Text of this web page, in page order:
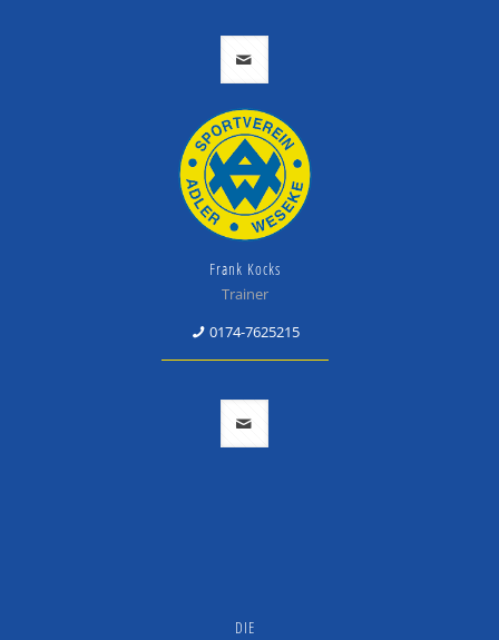
Frank Kocks
Trainer
0174-7625215
DIE